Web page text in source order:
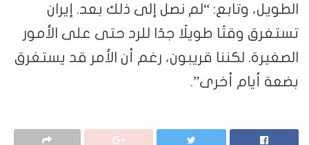
الطويل، وتابع: “لم نصل إلى ذلك بعد. إيران
تستغرق وقتًا طويلًا جدًا للرد حتى على الأمور
الصغيرة. لكننا قريبون، رغم أن الأمر قد يستغرق
بضعة أيام أخرى”.